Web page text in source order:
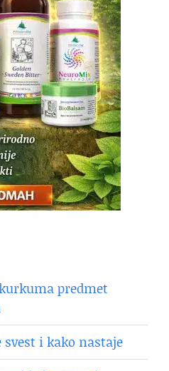
predmet
svest i kako nastaje